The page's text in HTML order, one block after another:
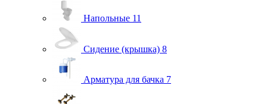
Напольные 11
Сидение (крышка) 8
Арматура для бачка 7